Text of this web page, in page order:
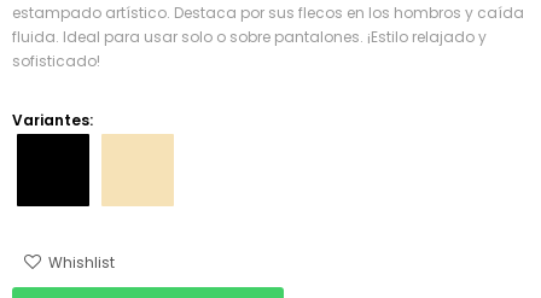
estampado artístico. Destaca por sus flecos en los hombros y caída
fluida. Ideal para usar solo o sobre pantalones. ¡Estilo relajado y
sofisticado!
Variantes: